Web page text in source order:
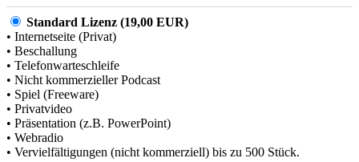
Standard Lizenz (19,00 EUR)
• Internetseite (Privat)
• Beschallung
• Telefonwarteschleife
• Nicht kommerzieller Podcast
• Spiel (Freeware)
• Privatvideo
• Präsentation (z.B. PowerPoint)
• Webradio
• Vervielfältigungen (nicht kommerziell) bis zu 500 Stück.